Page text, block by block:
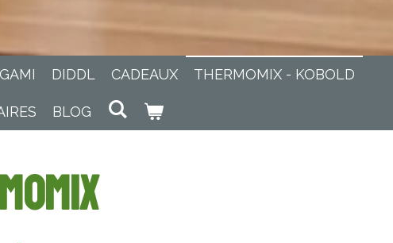
DIDDL CADEAUX THERMOMIX - KOBOLD
BLOG